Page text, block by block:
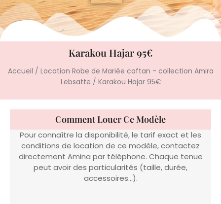
Karakou Hajar 95€
Location Robe de Mariée caftan - collection Amira
/ Karakou Hajar 95€
Comment Louer Ce Modèle
Pour connaître la disponibilité, le tarif exact et les
conditions de location de ce modèle, contactez
directement Amina par téléphone. Chaque tenue
peut avoir des particularités (taille, durée,
accessoires…).